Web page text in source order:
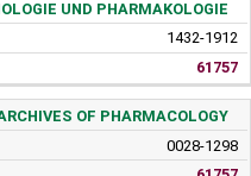
UND PHARMAKOLOGIE
1432-1912
61757
OF PHARMACOLOGY
0028-1298